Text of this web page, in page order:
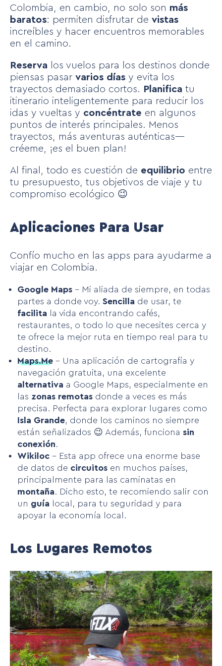
Colombia, en cambio, no solo son más
baratos: permiten disfrutar de vistas
increíbles y hacer encuentros memorables
en el camino.
Reserva los vuelos para los destinos donde
piensas pasar varios días y evita los
trayectos demasiado cortos. Planifica tu
itinerario inteligentemente para reducir los
idas y vueltas y concéntrate en algunos
puntos de interés principales. Menos
trayectos, más aventuras auténticas—
créeme, ¡es el buen plan!
Al final, todo es cuestión de equilibrio entre
tu presupuesto, tus objetivos de viaje y tu
compromiso ecológico 😉
Aplicaciones Para Usar
Confío mucho en las apps para ayudarme a
viajar en Colombia.
Google Maps – Mi aliada de siempre, en todas
partes a donde voy. Sencilla de usar, te
facilita la vida encontrando cafés,
restaurantes, o todo lo que necesites cerca y
te ofrece la mejor ruta en tiempo real para tu
destino.
Maps.Me – Una aplicación de cartografía y
navegación gratuita, una excelente
alternativa a Google Maps, especialmente en
las zonas remotas donde a veces es más
precisa. Perfecta para explorar lugares como
Isla Grande, donde los caminos no siempre
están señalizados 😉 Además, funciona sin
conexión.
Wikiloc – Esta app ofrece una enorme base
de datos de circuitos en muchos países,
principalmente para las caminatas en
montaña. Dicho esto, te recomiendo salir con
un guía local, para tu seguridad y para
apoyar la economía local.
Los Lugares Remotos